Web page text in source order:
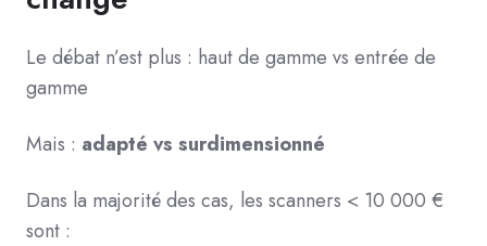
Le débat n’est plus : haut de gamme vs entrée de
gamme
Mais : adapté vs surdimensionné
Dans la majorité des cas, les scanners < 10 000 €
sont :